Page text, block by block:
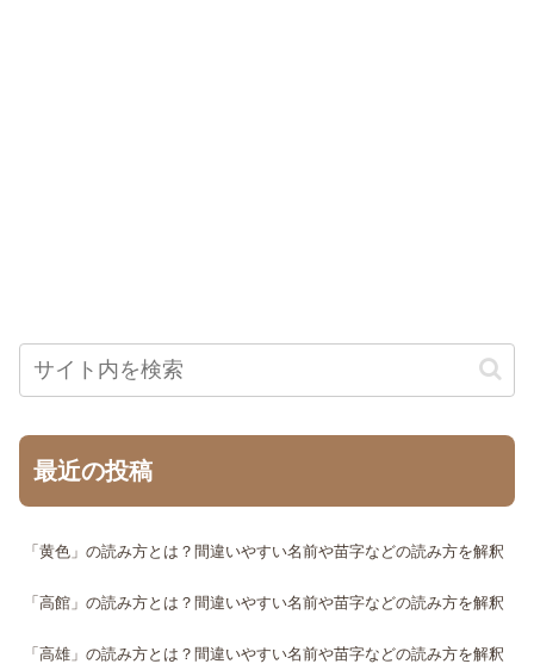
最近の投稿
「黄色」の読み方とは？間違いやすい名前や苗字などの読み方を解釈
「高館」の読み方とは？間違いやすい名前や苗字などの読み方を解釈
「高雄」の読み方とは？間違いやすい名前や苗字などの読み方を解釈